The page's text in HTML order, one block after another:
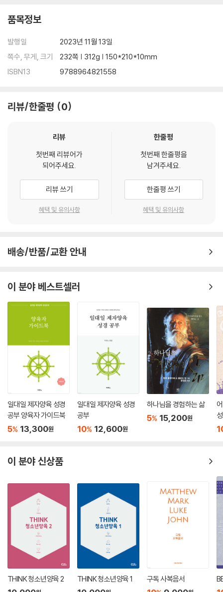
품목정보
발행일
2023년 11월 13일
쪽수, 무게, 크기
232쪽 | 312g | 150*210*10mm
ISBN13
9788964821558
리뷰/한줄평 0
리뷰
첫번째 리뷰어가
되어주세요.
리뷰 쓰기
혜택 및 유의사항
한줄평
첫번째 한줄평을
남겨주세요.
한줄평 쓰기
혜택 및 유의사항
배송/반품/교환 안내
이 분야 베스트셀러
일대일 제자양육 성경
공부 양육자 가이드북
5% 13,300원
일대일 제자양육 성경
공부
10% 12,600원
하나님을 경험하는 삶
5% 15,200원
과
이 분야 신상품
THINK 청소년양육 2 THINK 청소년양육 1 구독 사복음서